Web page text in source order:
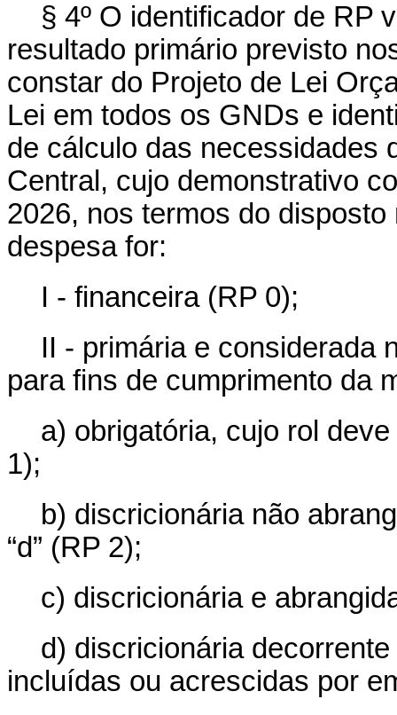
§ 4º O identificador de RP
resultado primário previsto
constar do Projeto de Lei
Lei em todos os GNDs e
de cálculo das necessidades
Central, cujo demonstrativo
2026, nos termos do
despesa for:
I - financeira (RP 0);
II - primária e considerada
para fins de cumprimento da
a) obrigatória, cujo rol
1);
b) discricionária não
“d” (RP 2);
c) discricionária e
d) discricionária
incluídas ou acrescidas por